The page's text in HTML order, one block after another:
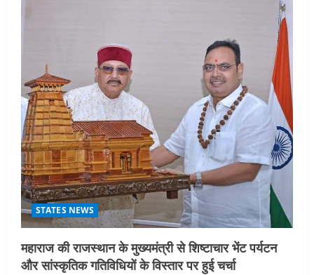
STATES NEWS
महाराज की राजस्थान के मुख्यमंत्री से शिष्टाचार भेंट पर्यटन
और सांस्कृतिक गतिविधियों के विस्तार पर हुई चर्चा